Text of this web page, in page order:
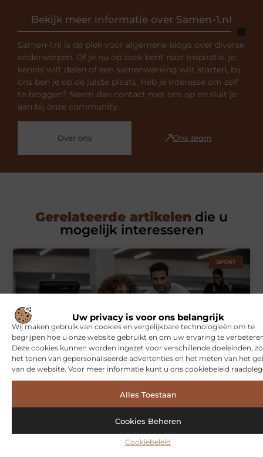
Uw privacy is voor ons belangrijk
Wij maken gebruik van cookies en vergelijkbare technologieën om te
begrijpen hoe u onze website gebruikt en om uw ervaring te
Deze cookies kunnen worden ingezet voor verschillende doeleinden,
het tonen van gepersonaliseerde advertenties en het meten van het
van de website. Voor meer informatie kunt u ons cookiebeleid
Alles Toestaan
Cookies Beheren
Cookiebeleid
Bekijk meer informatie over Samen-1.nl
Samen-1.nl is dé plek voor algemene blogs over diverse
onderwerpen. Of je nu op zoek bent naar inspiratie, je
kennis wilt delen of een samenwerking wilt starten, bij
ons ben je op de juiste plaats. Heb je interesse om zelf
te bloggen? Neem dan contact met ons op en sluit je
aan bij onze community.
Over ons Ons team
Gerelateerde artikelen die u
mogelijk interesseren
SPORT
Symbiont360: Innovatieve EMS-training in Utrecht voor een
effectieve workout